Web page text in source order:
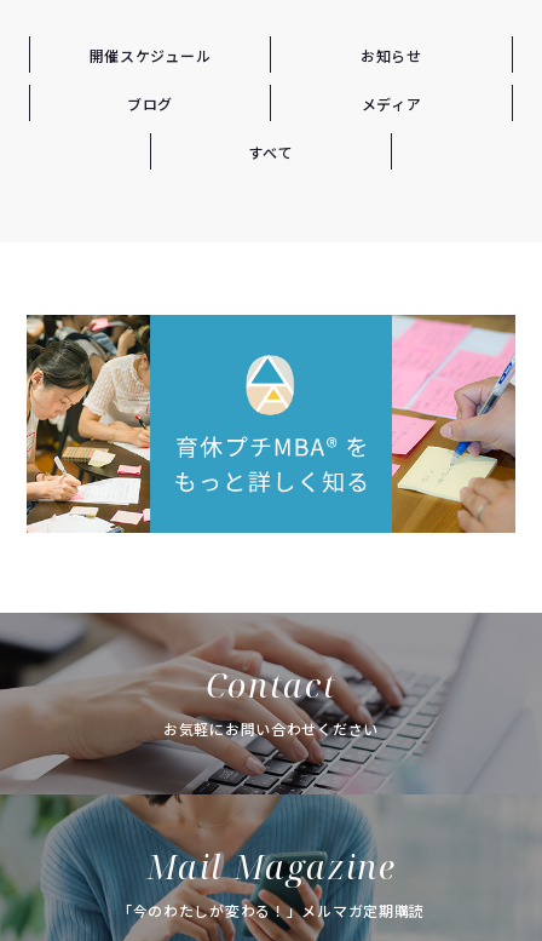
開催スケジュール お知らせ
ブログ メディア
すべて
Contact
お気軽にお問い合わせください
Mail Magazine
「今のわたしが変わる！」メルマガ定期購読